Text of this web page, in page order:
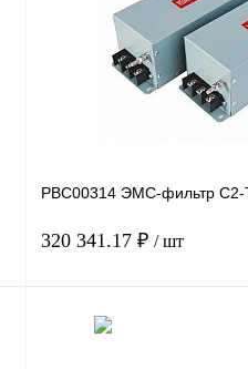
PBC00314 ЭМС-фильтр C2-
320 341.17 ₽ / шт